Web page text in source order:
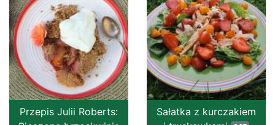
Przepis Julii Roberts:
Sałatka z kurczakiem